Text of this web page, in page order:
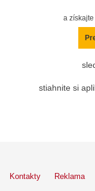
a
stiahnite si
Kontakty Reklama